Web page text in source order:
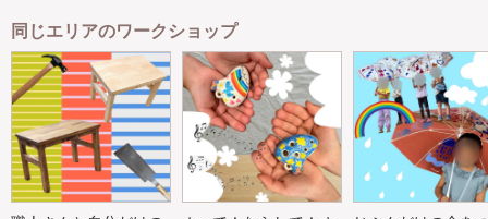
同じエリアのワークショップ